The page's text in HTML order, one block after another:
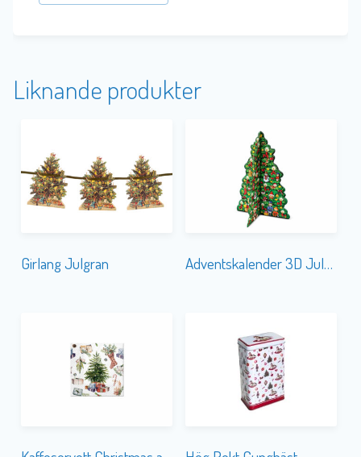
Liknande produkter
Girlang Julgran Adventskalender 3D Julgran